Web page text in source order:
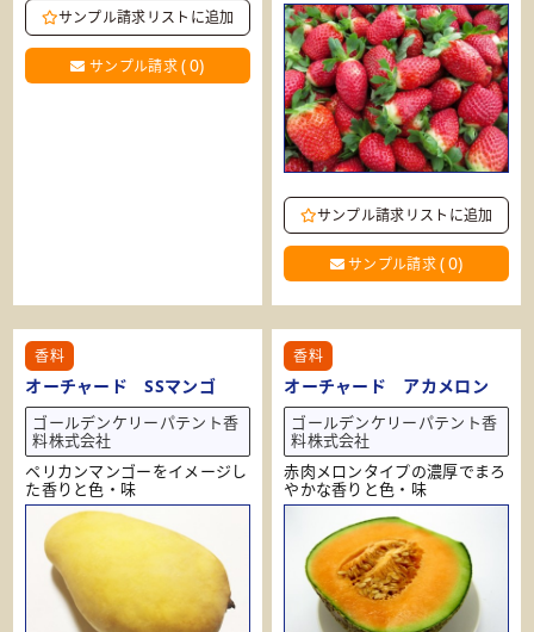
サンプル請求リストに追加
サンプル請求(0)
サンプル請求リストに追加
サンプル請求(0)
香料
オーチャード SSマンゴ
ゴールデンケリーパテント香
料株式会社
ペリカンマンゴーをイメージし
た香りと色・味
香料
オーチャード アカメロン
ゴールデンケリーパテント香
料株式会社
赤肉メロンタイプの濃厚でまろ
やかな香りと色・味